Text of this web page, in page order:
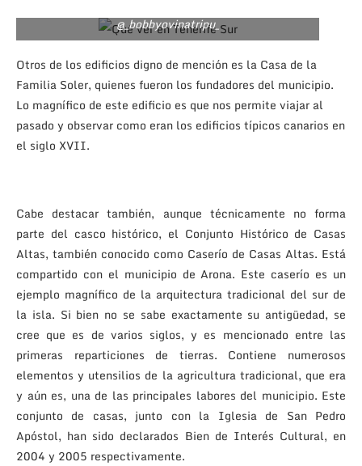
@_bobbyovinatripu_
Otros de los edificios digno de mención es la Casa de la
Familia Soler, quienes fueron los fundadores del municipio.
Lo magnífico de este edificio es que nos permite viajar al
pasado y observar como eran los edificios típicos canarios en
el siglo XVII.
Cabe destacar también, aunque técnicamente no forma
parte del casco histórico, el Conjunto Histórico de Casas
Altas, también conocido como Caserío de Casas Altas. Está
compartido con el municipio de Arona. Este caserío es un
ejemplo magnífico de la arquitectura tradicional del sur de
la isla. Si bien no se sabe exactamente su antigüedad, se
cree que es de varios siglos, y es mencionado entre las
primeras reparticiones de tierras. Contiene numerosos
elementos y utensilios de la agricultura tradicional, que era
y aún es, una de las principales labores del municipio. Este
conjunto de casas, junto con la Iglesia de San Pedro
Apóstol, han sido declarados Bien de Interés Cultural, en
2004 y 2005 respectivamente.